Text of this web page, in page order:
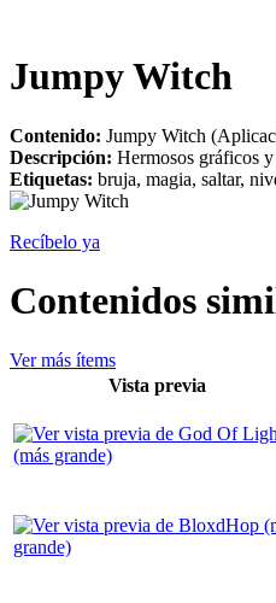
Jumpy Witch
Contenido: Jumpy Witch
Descripción: Hermosos gráficos
Etiquetas: bruja, magia, saltar,
Recíbelo ya
Contenidos
Ver más ítems
Vista previa